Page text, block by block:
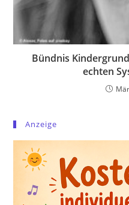
Bündnis
echten
Anzeige